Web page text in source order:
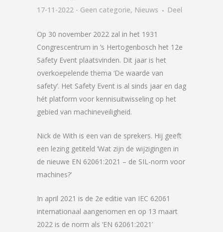
17-11-2022 - Geen categorie, Nieuws Deel
Op 30 november 2022 zal in het 1931
Congrescentrum in ’s Hertogenbosch het 12e
Safety Event plaatsvinden. Dit jaar is het
overkoepelende thema ‘De waarde van
safety’. Het Safety Event is al sinds jaar en dag
hét platform voor kennisuitwisseling op het
gebied van machineveiligheid.
Nick de With is een van de sprekers. Hij geeft
een lezing getiteld ‘Wat zijn de wijzigingen in
de nieuwe EN 62061:2021 – de SIL-norm voor
machines?’
In april 2021 is de 2e editie van IEC 62061
internationaal aangenomen en op 13 maart
2022 is de norm als ‘EN 62061:2021’